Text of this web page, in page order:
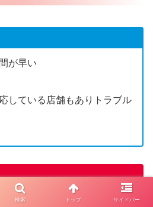
が早い
している店舗もありトラブル
ーは店舗で合鍵作成できない
検索 トップ サイドバー